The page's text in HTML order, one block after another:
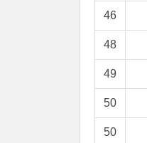
46
48
49
50
50